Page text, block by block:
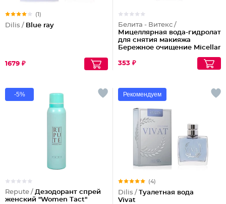
(1)
Dilis / Blue ray
1679 ₽
Белита - Витекс /
Мицеллярная вода-гидролат
для снятия макияжа
Бережное очищение Micellar
353 ₽
-5%
Repute / Дезодорант спрей
женcкий "Women Tact"
Рекомендуем
(4)
Dilis / Туалетная вода
Vivat